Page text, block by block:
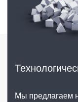
Мы предлагаем